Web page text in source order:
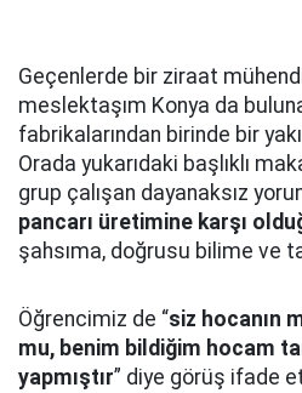
Geçenlerde bir ziraat
meslektaşım Konya da
fabrikalarından birinde bir
Orada yukarıdaki başlıklı
grup çalışan dayanaksız
pancarı üretimine karşı
şahsıma, doğrusu bilime ve
Öğrencimiz de “siz hocanın
mu, benim bildiğim hocam
yapmıştır” diye görüş ifade